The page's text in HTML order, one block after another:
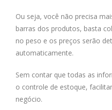
Ou seja, você não precisa
barras dos produtos, basta
no peso e os preços serão
automaticamente.
Sem contar que todas as
o controle de estoque,
negócio.